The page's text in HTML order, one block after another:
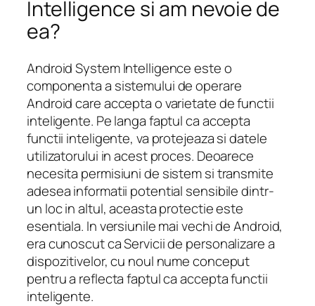
Intelligence si am nevoie de
ea?
Android System Intelligence este o
componenta a sistemului de operare
Android care accepta o varietate de functii
inteligente. Pe langa faptul ca accepta
functii inteligente, va protejeaza si datele
utilizatorului in acest proces. Deoarece
necesita permisiuni de sistem si transmite
adesea informatii potential sensibile dintr-
un loc in altul, aceasta protectie este
esentiala. In versiunile mai vechi de Android,
era cunoscut ca Servicii de personalizare a
dispozitivelor, cu noul nume conceput
pentru a reflecta faptul ca accepta functii
inteligente.